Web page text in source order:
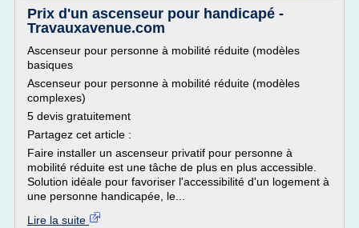
Prix d'un ascenseur pour handicapé -
Travauxavenue.com
Ascenseur pour personne à mobilité réduite (modèles
basiques
Ascenseur pour personne à mobilité réduite (modèles
complexes)
5 devis gratuitement
Partagez cet article :
Faire installer un ascenseur privatif pour personne à
mobilité réduite est une tâche de plus en plus accessible.
Solution idéale pour favoriser l'accessibilité d'un logement à
une personne handicapée, le...
Lire la suite